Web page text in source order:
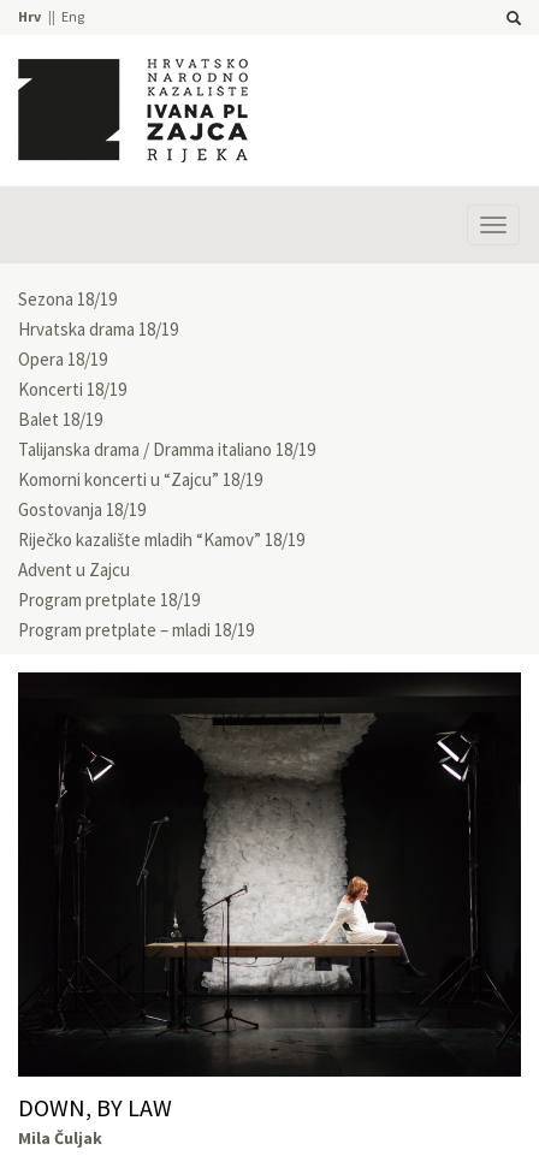
Hrv Eng
Sezona 18/19
Hrvatska drama 18/19
Opera 18/19
Koncerti 18/19
Balet 18/19
Talijanska drama / Dramma italiano 18/19
Komorni koncerti u “Zajcu” 18/19
Gostovanja 18/19
Riječko kazalište mladih “Kamov” 18/19
Advent u Zajcu
Program pretplate 18/19
Program pretplate – mladi 18/19
DOWN, BY LAW
Mila Čuljak